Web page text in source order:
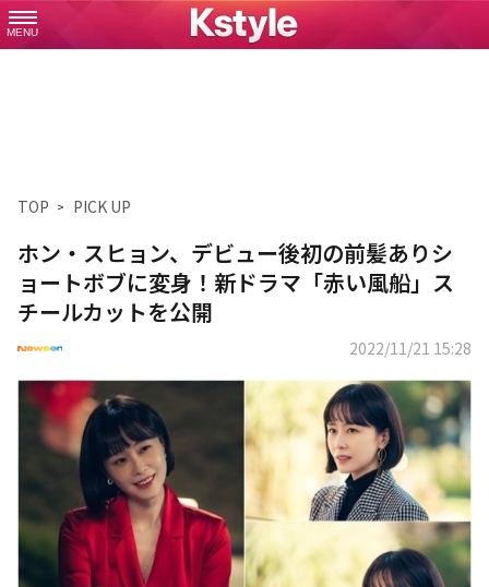
MENU
TOP PICK UP
ホン・スヒョン、デビュー後初の前髪ありシ
ョートボブに変身！新ドラマ「赤い風船」ス
チールカットを公開
2022/11/21 15:28